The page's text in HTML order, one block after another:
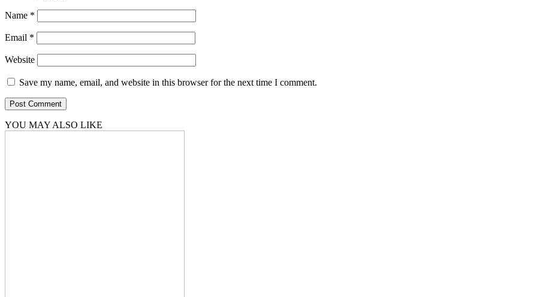
Name *
Email *
Website
Save my name, email, and website in this browser for the next time I comment.
YOU MAY ALSO LIKE